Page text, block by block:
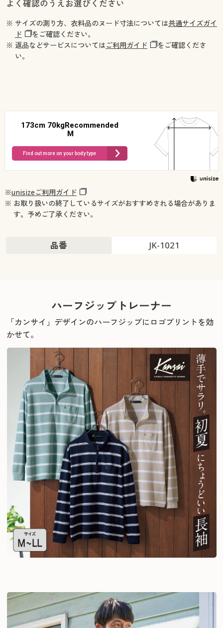
よく確認のうえお選びください
※ サイズの測り方、衣料品のヌード寸法については共通サイズガイ
ド
をご確認ください。
※ 返品などサービスについてはご利用ガイド
をご確認くださ
い。
173cm 70kgRecommended
M
Find out more on your body type
※unisizeご利用ガイド
※ お取り扱いの終了しているサイズがおすすめされる場合がありま
す。予めご了承ください。
品番 JK-1021
ハーフジップトレーナー
「カンサイ」デザインのハーフジップにロゴプリントを効
かせて。